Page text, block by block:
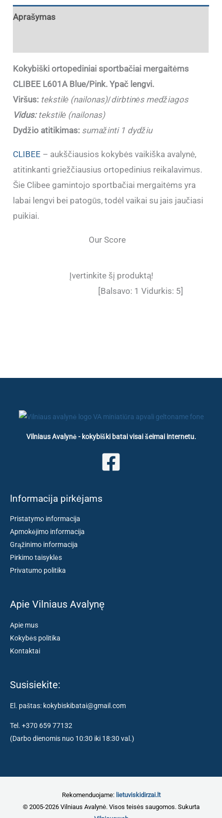
Aprašymas
Kokybiški ortopediniai sportbačiai mergaitėms
CLIBEE L601A Blue/Pink. Ypač lengvi.
Viršus: tekstilė (nailonas)/dirbtinės medžiagos
Vidus:tekstilė (nailonas)
Dydžio atitikimas: sumažinti 1 dydžiu
CLIBEE – aukščiausios kokybės vaikiška avalynė,
atitinkanti griežčiausius ortopedinius reikalavimus.
Šie Clibee gamintojo sportbačiai mergaitėms yra
labai lengvi bei patogūs, todėl vaikai su jais jaučiasi
puikiai.
Our Score
Įvertinkite šį produktą!
[Balsavo: 1 Vidurkis: 5]
Vilniaus Avalynė - kokybiški batai visai šeimai internetu.
Informacija pirkėjams
Pristatymo informacija
Apmokėjimo informacija
Grąžinimo informacija
Pirkimo taisyklės
Privatumo politika
Apie Vilniaus Avalynę
Apie mus
Kokybės politika
Kontaktai
Susisiekite:
El. paštas: kokybiskibatai@gmail.com
Tel. +370 659 77132
(Darbo dienomis nuo 10:30 iki 18:30 val.)
Rekomenduojame: lietuviskidirzai.lt
© 2005-2026 Vilniaus Avalynė. Visos teisės saugomos. Sukurta